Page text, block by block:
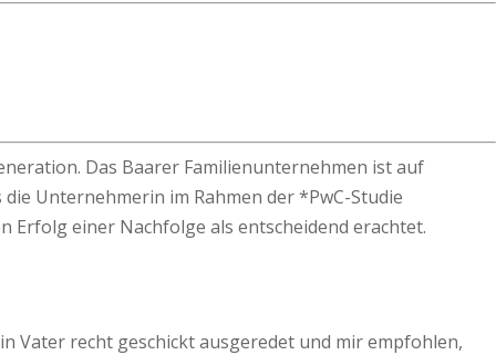
Das Baarer Familienunternehmen ist auf
Unternehmerin im Rahmen der *PwC-Studie
Erfolg einer Nachfolge als entscheidend erachtet.
Vater recht geschickt ausgeredet und mir empfohlen,